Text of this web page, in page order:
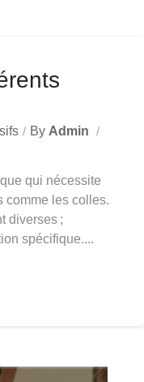
By Admin
qui nécessite
comme les colles.
diverses ;
spécifique....